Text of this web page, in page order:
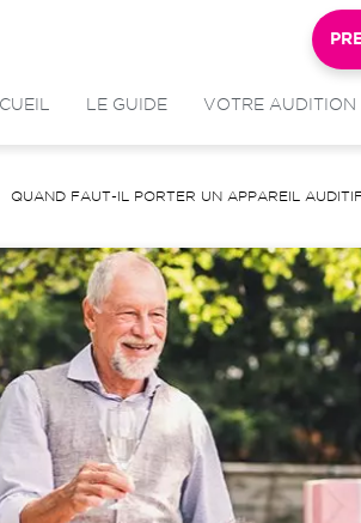
LE GUIDE VOTRE AUDITION
QUAND FAUT-IL PORTER UN APPAREIL